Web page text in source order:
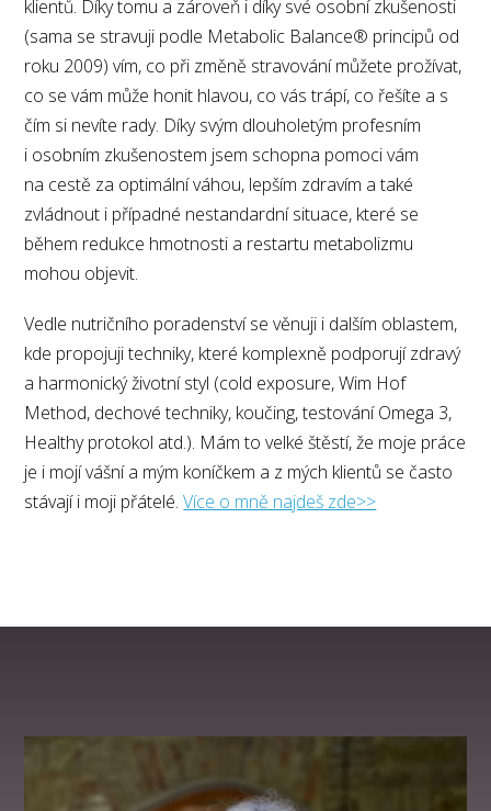
klientů. Díky tomu a zároveň i díky své osobní zkušenosti
(sama se stravuji podle Metabolic Balance® principů od
roku 2009) vím, co při změně stravování můžete prožívat,
co se vám může honit hlavou, co vás trápí, co řešíte a s
čím si nevíte rady. Díky svým dlouholetým profesním
i osobním zkušenostem jsem schopna pomoci vám
na cestě za optimální váhou, lepším zdravím a také
zvládnout i případné nestandardní situace, které se
během redukce hmotnosti a restartu metabolizmu
mohou objevit.
Vedle nutričního poradenství se věnuji i dalším oblastem,
kde propojuji techniky, které komplexně podporují zdravý
a harmonický životní styl (cold exposure, Wim Hof
Method, dechové techniky, koučing, testování Omega 3,
Healthy protokol atd.). Mám to velké štěstí, že moje práce
je i mojí vášní a mým koníčkem a z mých klientů se často
stávají i moji přátelé.Více o mně najdeš zde>>